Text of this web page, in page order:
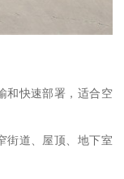
和快速部署，适合空
街道、屋顶、地下室